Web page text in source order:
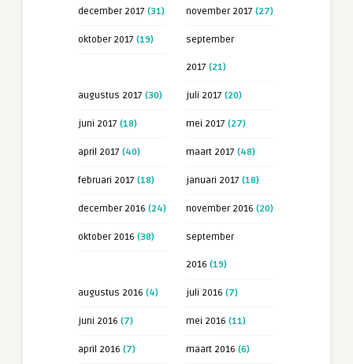
december 2017 (31) november 2017 (27)
oktober 2017 (19) september
2017 (21)
augustus 2017 (30) juli 2017 (20)
juni 2017 (18) mei 2017 (27)
april 2017 (40) maart 2017 (48)
februari 2017 (18) januari 2017 (18)
december 2016 (24) november 2016 (20)
oktober 2016 (38) september
2016 (19)
augustus 2016 (4) juli 2016 (7)
juni 2016 (7) mei 2016 (11)
april 2016 (7) maart 2016 (6)